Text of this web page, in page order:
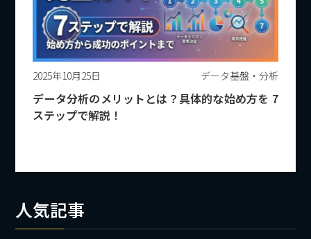
2025年10月25日 データ基盤・分析
データ分析のメリットとは？具体的な始め方を 7
ステップで解説！
人気記事